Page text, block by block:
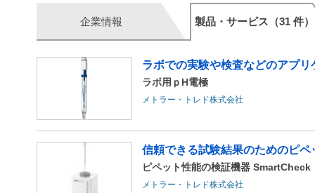
企業情報 製品・サービス（31 件）
ラボでの実験や検査などのアプ
ラボ用ｐH電極
メトラー・トレド株式会社
信頼できる試験結果のためのピペ
ピペット性能の検証機器 SmartCheck
メトラー・トレド株式会社